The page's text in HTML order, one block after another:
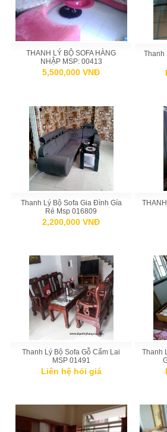
THANH LÝ BỘ SOFA HÀNG
NHẬP MSP: 00413
5,500,000 VNĐ
Thanh
Thanh Lý Bộ Sofa Gia Đình Gía
Rẻ Msp 016809
2,200,000 VNĐ
Thanh Lý Bộ Sofa Gỗ Cẩm Lai
MSP 01491
Liên hệ hỏi giá
Thanh